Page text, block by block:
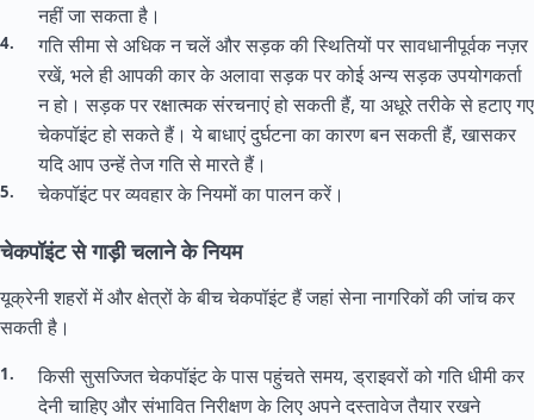
नहीं जा सकता है।
गति सीमा से अधिक न चलें और सड़क की स्थितियों पर सावधानीपूर्वक नज़र
रखें, भले ही आपकी कार के अलावा सड़क पर कोई अन्य सड़क उपयोगकर्ता
न हो। सड़क पर रक्षात्मक संरचनाएं हो सकती हैं, या अधूरे तरीके से हटाए गए
चेकपॉइंट हो सकते हैं। ये बाधाएं दुर्घटना का कारण बन सकती हैं, खासकर
यदि आप उन्हें तेज गति से मारते हैं।
चेकपॉइंट पर व्यवहार के नियमों का पालन करें।
चेकपॉइंट से गाड़ी चलाने के नियम
यूक्रेनी शहरों में और क्षेत्रों के बीच चेकपॉइंट हैं जहां सेना नागरिकों की जांच कर
सकती है।
किसी सुसज्जित चेकपॉइंट के पास पहुंचते समय, ड्राइवरों को गति धीमी कर
देनी चाहिए और संभावित निरीक्षण के लिए अपने दस्तावेज तैयार रखने